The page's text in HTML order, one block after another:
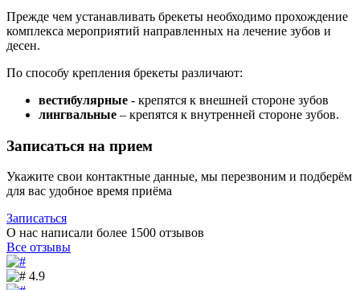
Прежде чем устанавливать брекеты необходимо прохождение
комплекса мероприятий направленных на лечение зубов и
десен.
По способу крепления брекеты различают:
вестибулярные - крепятся к внешней стороне зубов
лингвальные – крепятся к внутренней стороне зубов.
Записаться на прием
Укажите свои контактные данные, мы перезвоним и подберём
для вас удобное время приёма
Записаться
О нас написали более 1500 отзывов
Все отзывы
4.9